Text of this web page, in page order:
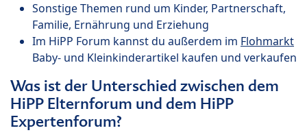
Sonstige Themen rund um Kinder, Partnerschaft,
Familie, Ernährung und Erziehung
Im HiPP Forum kannst du außerdem im Flohmarkt
Baby- und Kleinkinderartikel kaufen und verkaufen
Was ist der Unterschied zwischen dem
HiPP Elternforum und dem HiPP
Expertenforum?